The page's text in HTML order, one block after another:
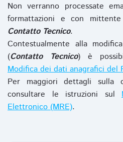
Non verranno processate
formattazioni e con
Contatto Tecnico.
Contestualmente alla
(Contatto Tecnico) è
Modifica dei dati anagrafici del
Per maggiori dettagli sulla
consultare le istruzioni sul
Elettronico (MRE).